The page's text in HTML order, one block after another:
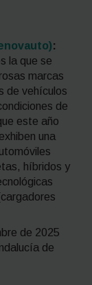
:
la que se
marcas
de vehículos
de
este año
una
híbridos y
de 2025
de